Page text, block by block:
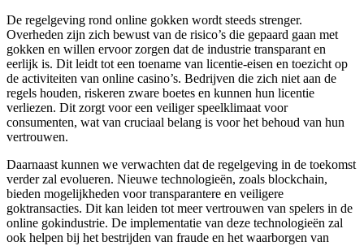
De regelgeving rond online gokken wordt steeds strenger.
Overheden zijn zich bewust van de risico’s die gepaard gaan met
gokken en willen ervoor zorgen dat de industrie transparant en
eerlijk is. Dit leidt tot een toename van licentie-eisen en toezicht op
de activiteiten van online casino’s. Bedrijven die zich niet aan de
regels houden, riskeren zware boetes en kunnen hun licentie
verliezen. Dit zorgt voor een veiliger speelklimaat voor
consumenten, wat van cruciaal belang is voor het behoud van hun
vertrouwen.
Daarnaast kunnen we verwachten dat de regelgeving in de toekomst
verder zal evolueren. Nieuwe technologieën, zoals blockchain,
bieden mogelijkheden voor transparantere en veiligere
goktransacties. Dit kan leiden tot meer vertrouwen van spelers in de
online gokindustrie. De implementatie van deze technologieën zal
ook helpen bij het bestrijden van fraude en het waarborgen van